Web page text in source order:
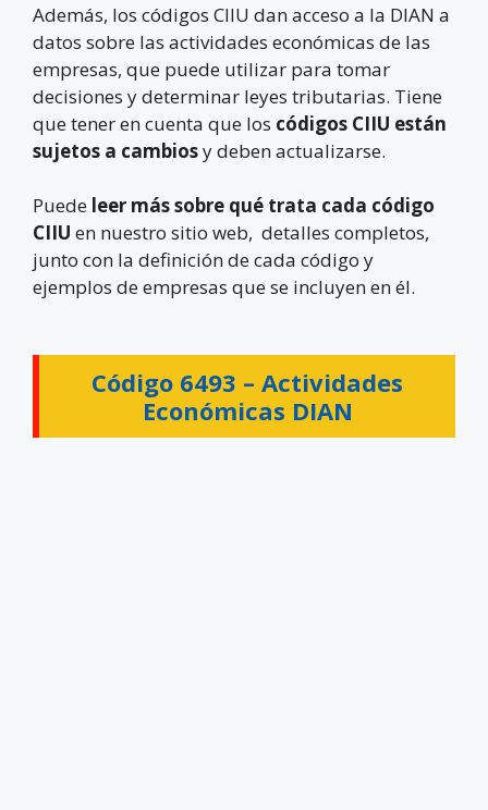
Además, los códigos CIIU dan acceso a la DIAN a
datos sobre las actividades económicas de las
empresas, que puede utilizar para tomar
decisiones y determinar leyes tributarias. Tiene
que tener en cuenta que los códigos CIIU están
sujetos a cambiosy deben actualizarse.
Puede leer más sobre qué trata cada código
CIIU en nuestro sitio web, detalles completos,
junto con la definición de cada código y
ejemplos de empresas que se incluyen en él.
Código 6493 – Actividades
Económicas DIAN